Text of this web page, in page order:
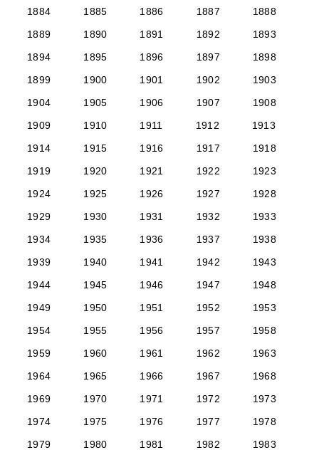
1884
1885 1886 1887
1888
1889
1890 1891 1892
1893
1894
1895 1896 1897
1898
1899
1900 1901 1902
1903
1904
1905 1906 1907
1908
1909
1910 1911 1912
1913
1914
1915 1916 1917
1918
1919
1920 1921 1922
1923
1924
1925 1926 1927
1928
1929
1930 1931 1932
1933
1934
1935 1936 1937
1938
1939
1940 1941 1942
1943
1944
1945 1946 1947
1948
1949
1950 1951 1952
1953
1954
1955 1956 1957
1958
1959
1960 1961 1962
1963
1964
1965 1966 1967
1968
1969
1970 1971 1972
1973
1974
1975 1976 1977
1978
1979
1980 1981 1982 1983